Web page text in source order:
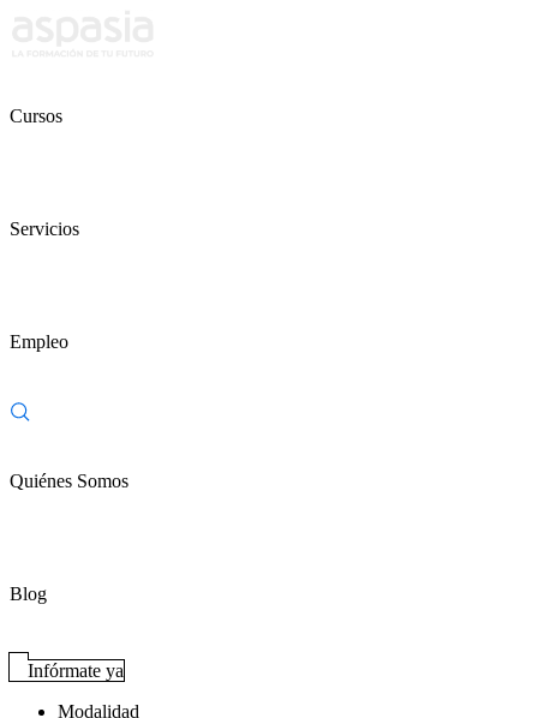
Cursos
Servicios
Empleo
Quiénes Somos
Blog
Infórmate ya
Modalidad